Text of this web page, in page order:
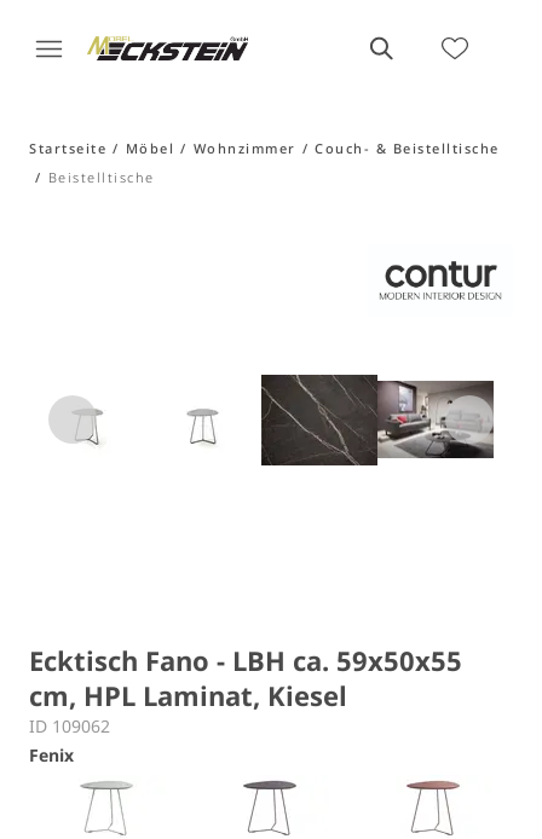
Startseite Möbel Wohnzimmer
Couch- & Beistelltische
Beistelltische
Ecktisch Fano - LBH ca. 59x50x55
cm, HPL Laminat, Kiesel
ID 109062
Fenix